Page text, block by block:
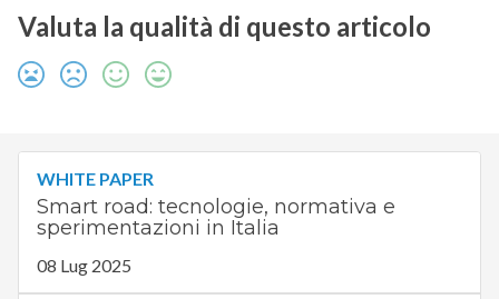
Valuta la qualità di questo articolo
WHITE PAPER
Smart road: tecnologie, normativa e
sperimentazioni in Italia
08 Lug 2025